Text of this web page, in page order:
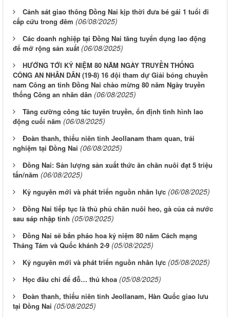
Cảnh sát giao thông Đồng Nai kịp thời đưa bé gái 1 tuổi đi
cấp cứu trong đêm (06/08/2025)
Các doanh nghiệp tại Đồng Nai tăng tuyển dụng lao động
để mở rộng sản xuất (06/08/2025)
HƯỚNG TỚI KỶ NIỆM 80 NĂM NGÀY TRUYỀN THỐNG
CÔNG AN NHÂN DÂN (19-8) 16 đội tham dự Giải bóng chuyền
nam Công an tỉnh Đồng Nai chào mừng 80 năm Ngày truyền
thống Công an nhân dân (06/08/2025)
Tăng cường công tác tuyên truyền, ổn định tình hình lao
động cuối năm (06/08/2025)
Đoàn thanh, thiếu niên tỉnh Jeollanam tham quan, trải
nghiệm tại Đồng Nai (06/08/2025)
Đồng Nai: Sản lượng sản xuất thức ăn chăn nuôi đạt 5 triệu
tấn/năm (06/08/2025)
Kỷ nguyên mới và phát triển nguồn nhân lực (06/08/2025)
Đồng Nai tiếp tục là thủ phủ chăn nuôi heo, gà của cả nước
sau sáp nhập tỉnh (05/08/2025)
Đồng Nai sẽ bắn pháo hoa kỷ niệm 80 năm Cách mạng
Tháng Tám và Quốc khánh 2-9 (05/08/2025)
Kỷ nguyên mới và phát triển nguồn nhân lực (05/08/2025)
Học đâu chỉ để đỗ… thủ khoa (05/08/2025)
Đoàn thanh, thiếu niên tỉnh Jeollanam, Hàn Quốc giao lưu
tại Đồng Nai (05/08/2025)